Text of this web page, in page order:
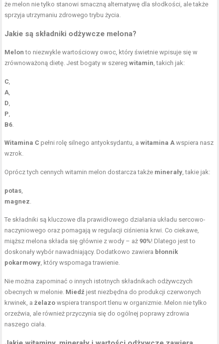
że melon nie tylko stanowi smaczną alternatywę dla słodkości, ale także
sprzyja utrzymaniu zdrowego trybu życia.
Jakie są składniki odżywcze melona?
Melon to niezwykle wartościowy owoc, który świetnie wpisuje się w
zrównoważoną dietę. Jest bogaty w szeregwitamin, takich jak:
C,
A,
D,
P,
B6.
Witamina C pełni rolę silnego antyoksydantu, awitamina A wspiera nasz
wzrok.
Oprócz tych cennych witamin melon dostarcza także minerały, takie jak:
potas,
magnez.
Te składniki są kluczowe dla prawidłowego działania układu sercowo-
naczyniowego oraz pomagają w regulacji ciśnienia krwi. Co ciekawe,
miąższ melona składa się głównie z wody – aż 90%! Dlatego jest to
doskonały wybór nawadniający. Dodatkowo zawiera błonnik
pokarmowy, który wspomaga trawienie.
Nie można zapominać o innych istotnych składnikach odżywczych
obecnych w melonie. Miedź jest niezbędna do produkcji czerwonych
krwinek, ażelazo wspiera transport tlenu w organizmie. Melon nie tylko
orzeźwia, ale również przyczynia się do ogólnej poprawy zdrowia
naszego ciała.